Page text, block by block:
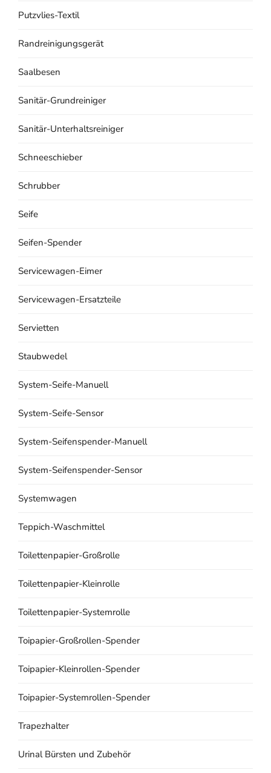
Putzvlies-Textil
Randreinigungsgerät
Saalbesen
Sanitär-Grundreiniger
Sanitär-Unterhaltsreiniger
Schneeschieber
Schrubber
Seife
Seifen-Spender
Servicewagen-Eimer
Servicewagen-Ersatzteile
Servietten
Staubwedel
System-Seife-Manuell
System-Seife-Sensor
System-Seifenspender-Manuell
System-Seifenspender-Sensor
Systemwagen
Teppich-Waschmittel
Toilettenpapier-Großrolle
Toilettenpapier-Kleinrolle
Toilettenpapier-Systemrolle
Toipapier-Großrollen-Spender
Toipapier-Kleinrollen-Spender
Toipapier-Systemrollen-Spender
Trapezhalter
Urinal Bürsten und Zubehör